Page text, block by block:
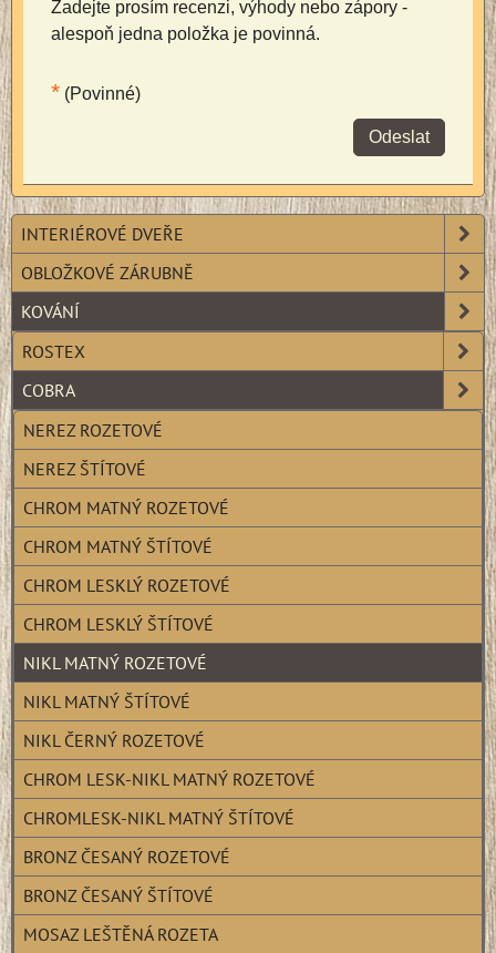
Zadejte prosím recenzi, výhody nebo zápory -
alespoň jedna položka je povinná.
* (Povinné)
Odeslat
INTERIÉROVÉ DVEŘE
OBLOŽKOVÉ ZÁRUBNĚ
KOVÁNÍ
ROSTEX
COBRA
NEREZ ROZETOVÉ
NEREZ ŠTÍTOVÉ
CHROM MATNÝ ROZETOVÉ
CHROM MATNÝ ŠTÍTOVÉ
CHROM LESKLÝ ROZETOVÉ
CHROM LESKLÝ ŠTÍTOVÉ
NIKL MATNÝ ROZETOVÉ
NIKL MATNÝ ŠTÍTOVÉ
NIKL ČERNÝ ROZETOVÉ
CHROM LESK-NIKL MATNÝ ROZETOVÉ
CHROMLESK-NIKL MATNÝ ŠTÍTOVÉ
BRONZ ČESANÝ ROZETOVÉ
BRONZ ČESANÝ ŠTÍTOVÉ
MOSAZ LEŠTĚNÁ ROZETA